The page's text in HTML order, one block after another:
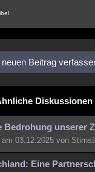
neuen Beitrag
Diskussionen
Bedrohung unserer
03.12.2025 von
Eine